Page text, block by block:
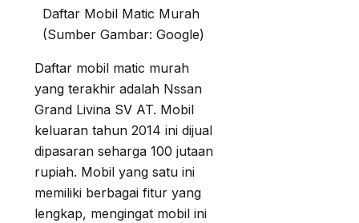
Daftar Mobil Matic Murah
(Sumber Gambar: Google)
Daftar mobil matic murah
yang terakhir adalah Nssan
Grand Livina SV AT. Mobil
keluaran tahun 2014 ini dijual
dipasaran seharga 100 jutaan
rupiah. Mobil yang satu ini
memiliki berbagai fitur yang
lengkap, mengingat mobil ini